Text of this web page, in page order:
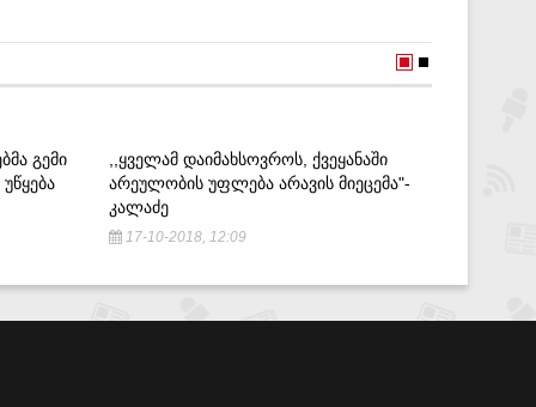
ᲒᲔᲛᲘ
,,ᲧᲕᲔᲚᲐᲛ ᲓᲐᲘᲛᲐᲮᲡᲝᲕᲠᲝᲡ, ᲥᲕᲔᲧᲐᲜᲐᲨᲘ
ᲐᲠᲔᲣᲚᲝᲑᲘᲡ ᲣᲤᲚᲔᲑᲐ ᲐᲠᲐᲕᲘᲡ ᲛᲘᲔᲪᲔᲛᲐ"-
ᲙᲐᲚᲐᲫᲔ
17-10-2018, 12:09